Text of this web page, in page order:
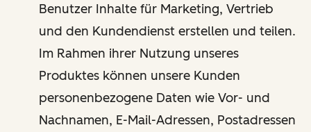
Benutzer Inhalte für Marketing, Vertrieb
und den Kundendienst erstellen und teilen.
Im Rahmen ihrer Nutzung unseres
Produktes können unsere Kunden
personenbezogene Daten wie Vor- und
Nachnamen, E-Mail-Adressen, Postadressen